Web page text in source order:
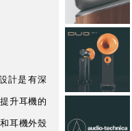
計是有深
升耳機的
耳機外殼